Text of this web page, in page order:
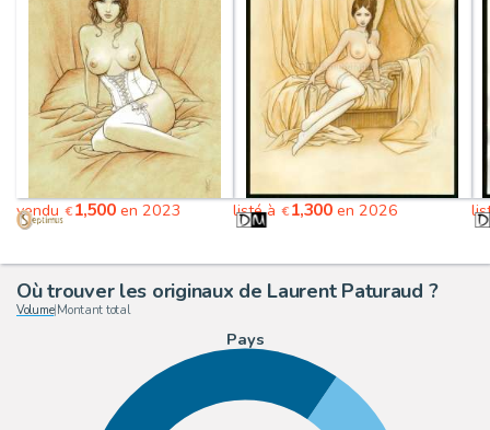
vendu €1,500en 2023 listé à €1,300en 2026
Où trouver les originaux de Laurent Paturaud ?
Volume| Montant total
Pays